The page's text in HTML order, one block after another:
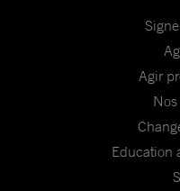
Agir
Education